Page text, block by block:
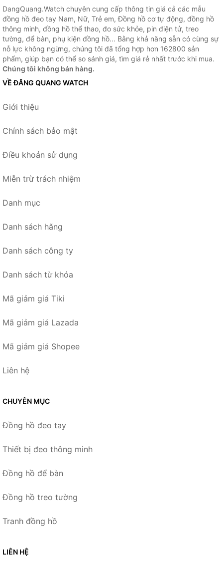
DangQuang.Watch chuyên cung cấp thông tin giá cả các mẫu
đồng hồ đeo tay Nam, Nữ, Trẻ em, Đồng hồ cơ tự động, đồng hồ
thông minh, đồng hồ thể thao, đo sức khỏe, pin điện tử, treo
tường, để bàn, phụ kiện đồng hồ... Bằng khả năng sẵn có cùng sự
nỗ lực không ngừng, chúng tôi đã tổng hợp hơn 162800 sản
phẩm, giúp bạn có thể so sánh giá, tìm giá rẻ nhất trước khi mua.
Chúng tôi không bán hàng.
VỀ ĐĂNG QUANG WATCH
Giới thiệu
Chính sách bảo mật
Điều khoản sử dụng
Miễn trừ trách nhiệm
Danh mục
Danh sách hãng
Danh sách công ty
Danh sách từ khóa
Mã giảm giá Tiki
Mã giảm giá Lazada
Mã giảm giá Shopee
Liên hệ
CHUYÊN MỤC
Đồng hồ đeo tay
Thiết bị đeo thông minh
Đồng hồ để bàn
Đồng hồ treo tường
Tranh đồng hồ
LIÊN HỆ